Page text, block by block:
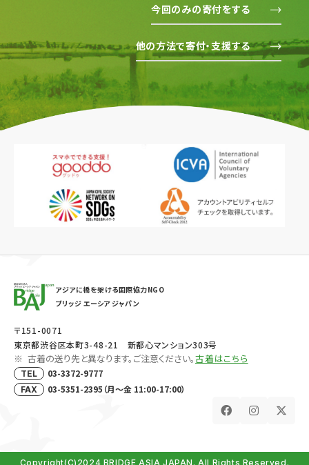
今回のみの寄付をする
他の方法で寄付・支援する
アジアに橋を架ける国際協力NGO
ブリッジ エーシア ジャパン
〒151-0071
東京都渋谷区本町3-48-21 新都心マンション303号
古着の送り先と異なります。ご注意ください。古着はこちら
TEL 03-3372-9777
FAX 03-5351-2395（月～金 11:00-17:00）
Copyright(C)2024 BRIDGE ASIA JAPAN. All Rights Reserved.